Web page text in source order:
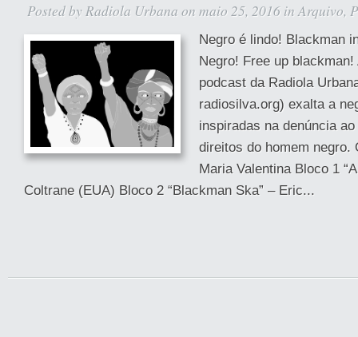
Posted by Radiola Urbana on maio 25, 2016 inArquivo,
Negro é lindo! Blackman
Negro! Free up
podcast da Radiola
radiosilva.org) exalta a
inspiradas na denúncia
direitos do homem negro.
Maria Valentina Bloco 1
Coltrane (EUA) Bloco 2 “Blackman Ska” – Eric...